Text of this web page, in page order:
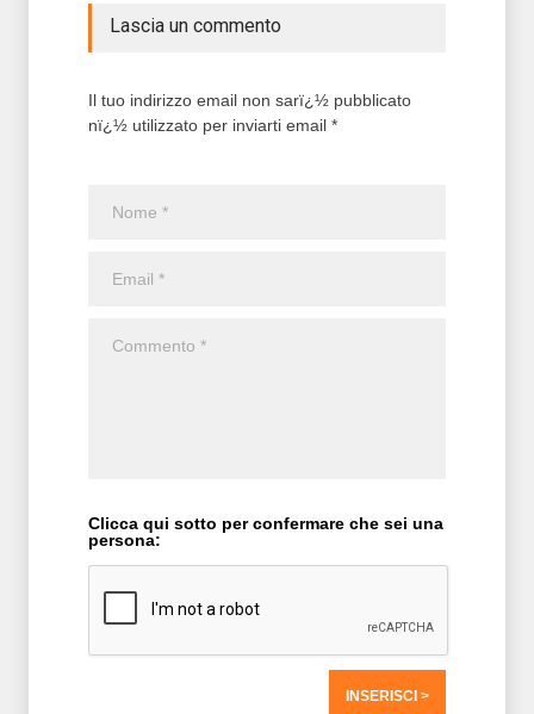
Lascia un commento
Il tuo indirizzo email non sarï¿½ pubblicato
nï¿½ utilizzato per inviarti email *
Clicca qui sotto per confermare che sei una
persona: